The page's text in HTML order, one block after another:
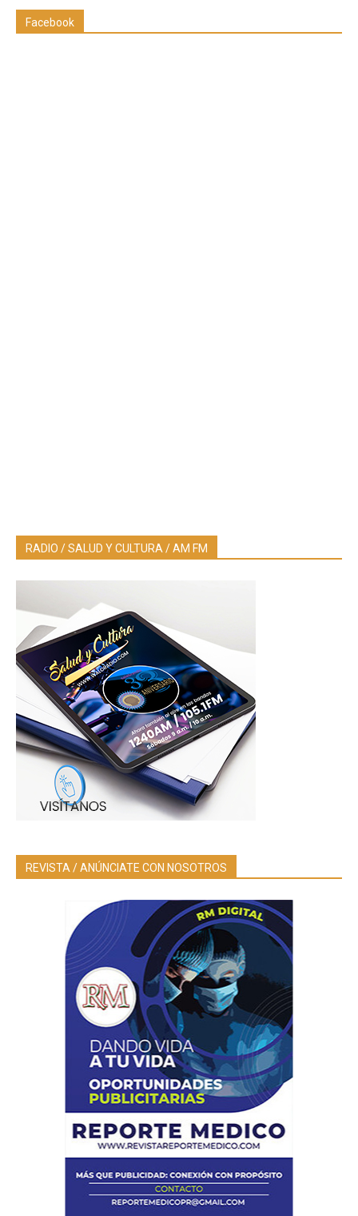
Facebook
RADIO / SALUD Y CULTURA / AM FM
REVISTA / ANÚNCIATE CON NOSOTROS